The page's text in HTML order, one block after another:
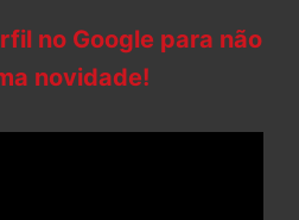
no Google para não
novidade!